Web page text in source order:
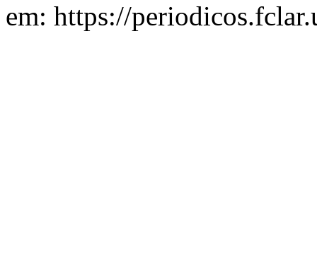
em: https://